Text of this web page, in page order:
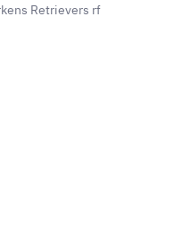
Retrievers rf